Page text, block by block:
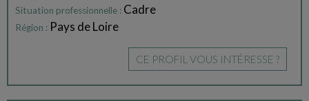
Situation professionnelle : Cadre
Région : Pays de Loire
CE PROFIL VOUS INTÉRESSE ?